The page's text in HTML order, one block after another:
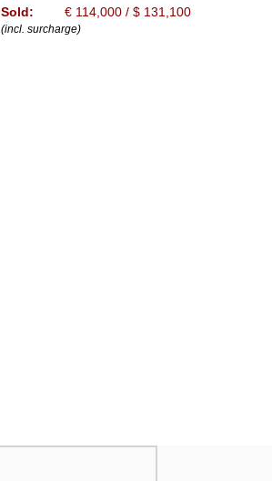
Sold:
€ 114,000 / $ 131,100
(incl. surcharge)